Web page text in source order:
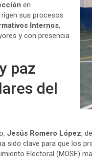
en
sus procesos
Internos,
y con presencia
paz
del
Jesús Romero López,
sido clave para que los
Electoral (MOSE)